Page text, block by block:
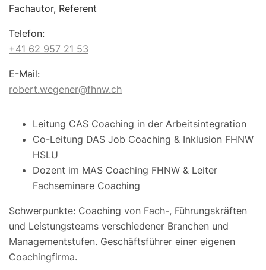
Fachautor, Referent
Telefon:
+41 62 957 21 53
E-Mail:
robert.wegener@fhnw.ch
Leitung CAS Coaching in der Arbeitsintegration
Co-Leitung DAS Job Coaching & Inklusion FHNW
HSLU
Dozent im MAS Coaching FHNW & Leiter
Fachseminare Coaching
Schwerpunkte: Coaching von Fach-, Führungskräften
und Leistungsteams verschiedener Branchen und
Managementstufen. Geschäftsführer einer eigenen
Coachingfirma.